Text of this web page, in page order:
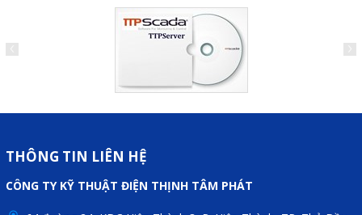
THÔNG TIN LIÊN HỆ
CÔNG TY KỸ THUẬT ĐIỆN THỊNH TÂM PHÁT
Thiết bị điều khiển và giám
Thiết bị đo lường - Cảm biến
Đồng hồ đo đa năng